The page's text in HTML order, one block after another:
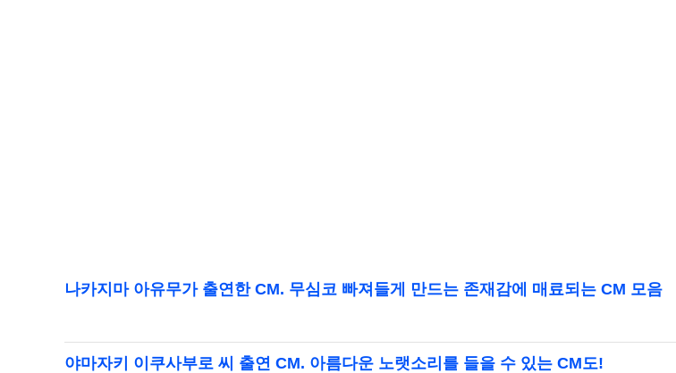
나카지마 아유무가 출연한 CM. 무심코 빠져들게 만드는 존재감에 매료되는 CM 모음
야마자키 이쿠사부로 씨 출연 CM. 아름다운 노랫소리를 들을 수 있는 CM도!